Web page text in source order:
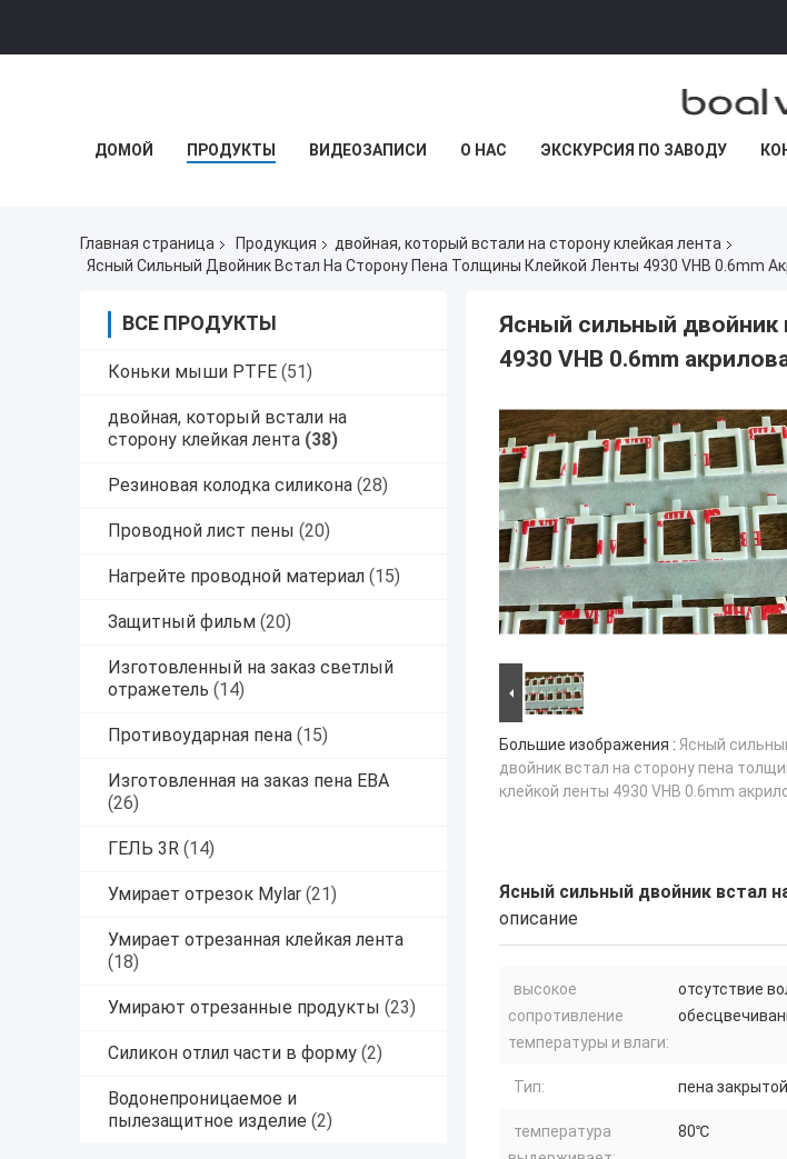
ДОМОЙ ПРОДУКТЫ ВИДЕОЗАПИСИ О НАС ЭКСКУРСИЯ ПО ЗАВОДУ
Главная страница Продукция
двойная, который встали на сторону клейкая лента
Ясный Сильный Двойник Встал На Сторону Пена Толщины Клейкой Ленты 4930 VHB 0.6mm
ВСЕ ПРОДУКТЫ
Коньки мыши PTFE (51)
двойная, который встали на
сторону клейкая лента (38)
Резиновая колодка силикона (28)
Проводной лист пены (20)
Нагрейте проводной материал (15)
Защитный фильм (20)
Изготовленный на заказ светлый
отражетель (14)
Противоударная пена (15)
Изготовленная на заказ пена ЕВА
(26)
ГЕЛЬ 3R (14)
Умирает отрезок Mylar (21)
Умирает отрезанная клейкая лента
(18)
Умирают отрезанные продукты (23)
Силикон отлил части в форму (2)
Водонепроницаемое и
пылезащитное изделие (2)
Ясный сильный двойник
4930 VHB 0.6mm
Большие изображения : Ясный
двойник встал на сторону пена
клейкой ленты 4930 VHB 0.6mm
Ясный сильный двойник встал
описание
высокое
сопротивление
температуры и влаги:
отсутствие
Тип: пена
температура
80℃